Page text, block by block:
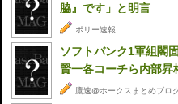
脇』です」と明言
ポリー速報
ソフトバンク1軍組閣
賢一各コーチら内部昇
鷹速@ホークスまとめブロ